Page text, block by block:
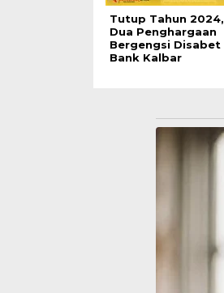
Tutup Tahun 2024,
Dua Penghargaan
Bergengsi Disabet
Bank Kalbar